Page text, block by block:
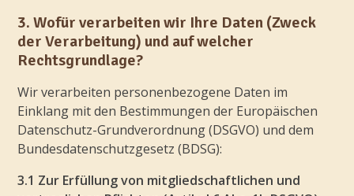
3. Wofür verarbeiten wir Ihre Daten (Zweck
der Verarbeitung) und auf welcher
Rechtsgrundlage?
Wir verarbeiten personenbezogene Daten im
Einklang mit den Bestimmungen der Europäischen
Datenschutz-Grundverordnung (DSGVO) und dem
Bundesdatenschutzgesetz (BDSG):
3.1 Zur Erfüllung von mitgliedschaftlichen und